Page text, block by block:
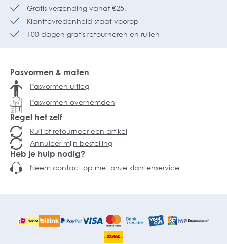
Gratis verzending vanaf €25,-
Klanttevredenheid staat voorop
100 dagen gratis retourneren en ruilen
Pasvormen & maten
Pasvormen uitleg
Pasvormen overhemden
Regel het zelf
Ruil of retourneer een artikel
Annuleer mijn bestelling
Heb je hulp nodig?
Neem contact op met onze klantenservice